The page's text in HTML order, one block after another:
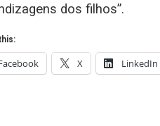
dos filhos”.
X LinkedIn